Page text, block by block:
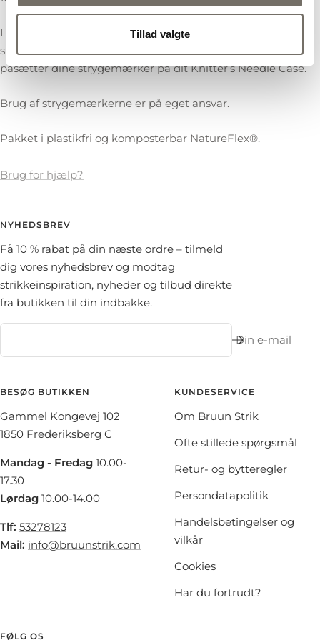
Tillad valgte
Lav eventuelt en strygetest med PetiteKnit
strygemærkelogoet på et andet stykke bomuld, inden du
påsætter dine strygemærker på dit Knitter’s Needle Case.
Brug af strygemærkerne er på eget ansvar.
Pakket i plastikfri og komposterbar NatureFlex®.
Brug for hjælp?
NYHEDSBREV
Få 10 % rabat på din næste ordre – tilmeld
dig vores nyhedsbrev og modtag
strikkeinspiration, nyheder og tilbud direkte
fra butikken til din indbakke.
Din e-mail
BESØG BUTIKKEN
Gammel Kongevej 102
1850 Frederiksberg C
Mandag - Fredag 10.00-
17.30
Lørdag 10.00-14.00
Tlf: 53278123
Mail: info@bruunstrik.com
KUNDESERVICE
Om Bruun Strik
Ofte stillede spørgsmål
Retur- og bytteregler
Persondatapolitik
Handelsbetingelser og
vilkår
Cookies
Har du fortrudt?
FØLG OS